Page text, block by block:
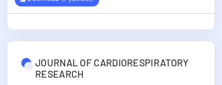
JOURNAL OF CARDIORESPIRATORY
RESEARCH